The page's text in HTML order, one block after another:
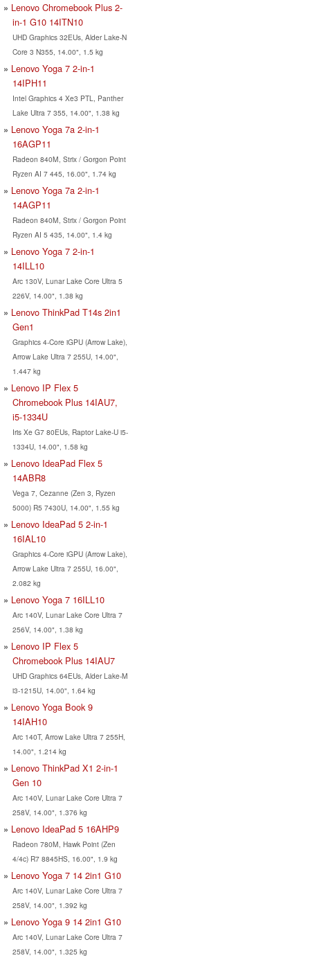
Lenovo Chromebook Plus 2-
in-1 G10 14ITN10
UHD Graphics 32EUs, Alder Lake-N
Core 3 N355, 14.00", 1.5 kg
Lenovo Yoga 7 2-in-1
14IPH11
Intel Graphics 4 Xe3 PTL, Panther
Lake Ultra 7 355, 14.00", 1.38 kg
Lenovo Yoga 7a 2-in-1
16AGP11
Radeon 840M, Strix / Gorgon Point
Ryzen AI 7 445, 16.00", 1.74 kg
Lenovo Yoga 7a 2-in-1
14AGP11
Radeon 840M, Strix / Gorgon Point
Ryzen AI 5 435, 14.00", 1.4 kg
Lenovo Yoga 7 2-in-1
14ILL10
Arc 130V, Lunar Lake Core Ultra 5
226V, 14.00", 1.38 kg
Lenovo ThinkPad T14s 2in1
Gen1
Graphics 4-Core iGPU (Arrow Lake),
Arrow Lake Ultra 7 255U, 14.00",
1.447 kg
Lenovo IP Flex 5
Chromebook Plus 14IAU7,
i5-1334U
Iris Xe G7 80EUs, Raptor Lake-U i5-
1334U, 14.00", 1.58 kg
Lenovo IdeaPad Flex 5
14ABR8
Vega 7, Cezanne (Zen 3, Ryzen
5000) R5 7430U, 14.00", 1.55 kg
Lenovo IdeaPad 5 2-in-1
16IAL10
Graphics 4-Core iGPU (Arrow Lake),
Arrow Lake Ultra 7 255U, 16.00",
2.082 kg
Lenovo Yoga 7 16ILL10
Arc 140V, Lunar Lake Core Ultra 7
256V, 14.00", 1.38 kg
Lenovo IP Flex 5
Chromebook Plus 14IAU7
UHD Graphics 64EUs, Alder Lake-M
i3-1215U, 14.00", 1.64 kg
Lenovo Yoga Book 9
14IAH10
Arc 140T, Arrow Lake Ultra 7 255H,
14.00", 1.214 kg
Lenovo ThinkPad X1 2-in-1
Gen 10
Arc 140V, Lunar Lake Core Ultra 7
258V, 14.00", 1.376 kg
Lenovo IdeaPad 5 16AHP9
Radeon 780M, Hawk Point (Zen
4/4c) R7 8845HS, 16.00", 1.9 kg
Lenovo Yoga 7 14 2in1 G10
Arc 140V, Lunar Lake Core Ultra 7
258V, 14.00", 1.392 kg
Lenovo Yoga 9 14 2in1 G10
Arc 140V, Lunar Lake Core Ultra 7
258V, 14.00", 1.325 kg